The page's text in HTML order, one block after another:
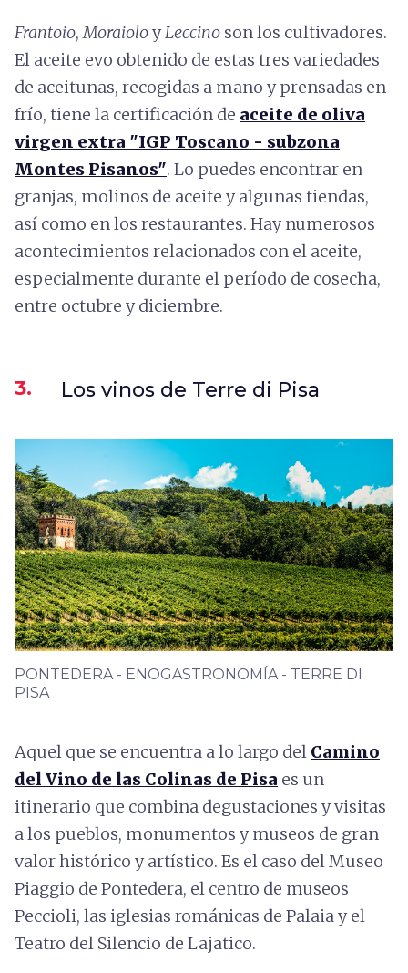
Frantoio,MoraioloyLeccino son los cultivadores.
El aceite evo obtenido de estas tres variedades
de aceitunas, recogidas a mano y prensadas en
frío, tiene la certificación de aceite de oliva
virgen extra "IGP Toscano - subzona
Montes Pisanos". Lo puedes encontrar en
granjas, molinos de aceite y algunas tiendas,
así como en los restaurantes. Hay numerosos
acontecimientos relacionados con el aceite,
especialmente durante el período de cosecha,
entre octubre y diciembre.
3. Los vinos de Terre di Pisa
PONTEDERA - ENOGASTRONOMÍA - TERRE DI
PISA
Aquel que se encuentra a lo largo del Camino
del Vino de las Colinas de Pisa es un
itinerario que combina degustaciones y visitas
a los pueblos, monumentos y museos de gran
valor histórico y artístico. Es el caso del Museo
Piaggio de Pontedera, el centro de museos
Peccioli, las iglesias románicas de Palaia y el
Teatro del Silencio de Lajatico.